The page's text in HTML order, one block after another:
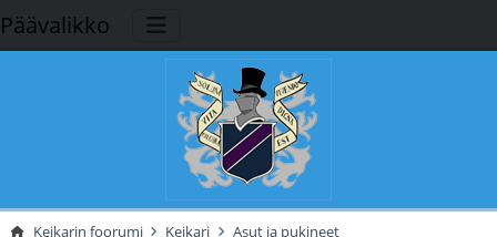
Päävalikko
Keikarin foorumi Keikari
Asut ja pukineet